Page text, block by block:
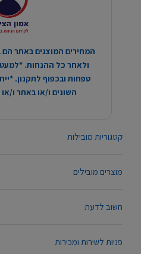
קטגוריות מובילות
מוצרים מובילים
חשוב לדעת
פניות לשירות ומכירות
המחירים המוצגים באתר
ולאחר כל ההנחות. *למעט
טפחות ובכפוף לתקנון.
השונים ו/או באתר ו/או